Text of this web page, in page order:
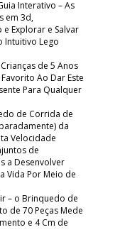
Interativo – As
em 3d,
Explorar e Salvar
Intuitivo Lego
de 5 Anos
Ao Dar Este
Para Qualquer
de Corrida de
da
Velocidade
de
a Desenvolver
Vida Por Meio de
– o Brinquedo de
de 70 Peças Mede
e 4 Cm de